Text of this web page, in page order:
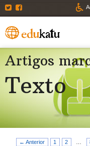
Twitter
Artigos
Texto
← Anterior 1 2